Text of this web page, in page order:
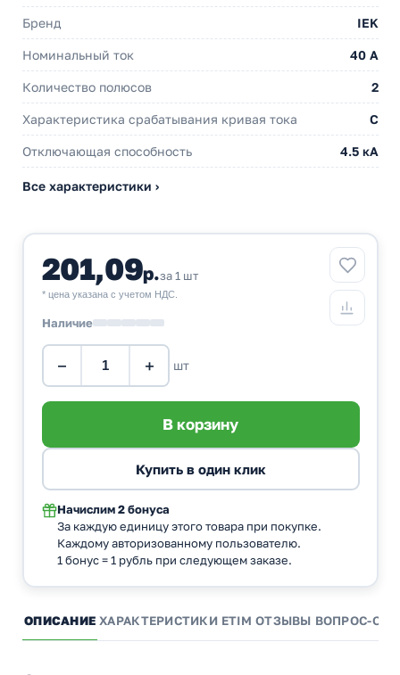
Бренд IEK
Номинальный ток 40 A
Количество полюсов 2
Характеристика срабатывания кривая тока C
Отключающая способность 4.5 кА
Все характеристики ›
201,09р.за 1 шт
* цена указана с учетом НДС.
Наличие
− + шт
Начислим 2 бонуса
За каждую единицу этого товара при покупке.
Каждому авторизованному пользователю.
1 бонус = 1 рубль при следующем заказе.
ОПИСАНИЕ ХАРАКТЕРИСТИКИ ETIM ОТЗЫВЫ ВОПРОС-